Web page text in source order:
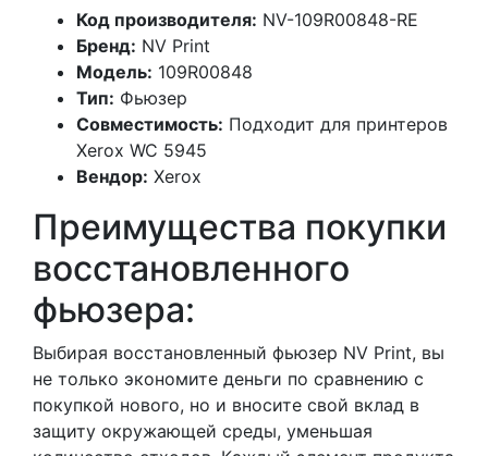
Код производителя: NV-109R00848-RE
Бренд: NV Print
Модель: 109R00848
Тип: Фьюзер
Совместимость: Подходит для принтеров
Xerox WC 5945
Вендор: Xerox
Преимущества покупки
восстановленного
фьюзера:
Выбирая восстановленный фьюзер NV Print, вы
не только экономите деньги по сравнению с
покупкой нового, но и вносите свой вклад в
защиту окружающей среды, уменьшая